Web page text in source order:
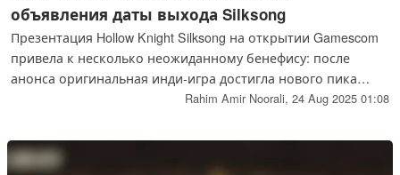
объявления даты выхода Silksong
Презентация Hollow Knight Silksong на открытии Gamescom
привела к несколько неожиданному бенефису: после
анонса оригинальная инди-игра достигла нового пика
количества игроков в Steam.Rahim Amir Noorali, 24 Aug 2025 01:08